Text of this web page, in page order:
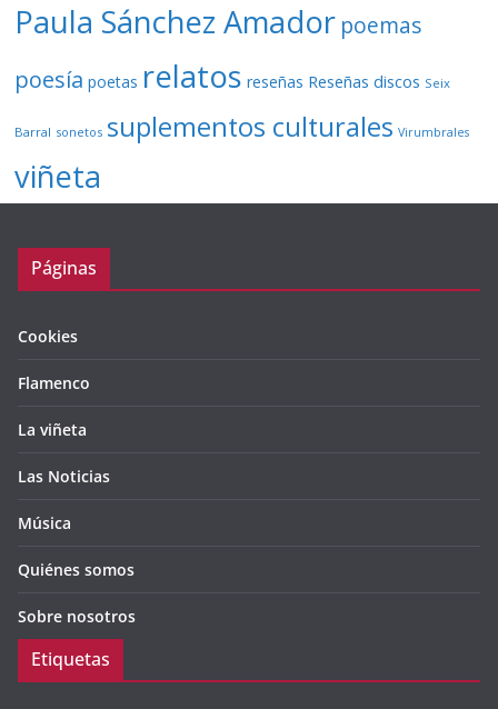
Paula Sánchez Amador poemas
poesía poetas relatos reseñas Reseñas discos Seix
Barral sonetos suplementos culturales Virumbrales
viñeta
Páginas
Cookies
Flamenco
La viñeta
Las Noticias
Música
Quiénes somos
Sobre nosotros
Etiquetas